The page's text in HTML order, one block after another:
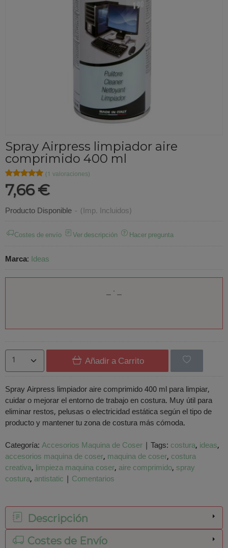
Spray Airpress limpiador aire
comprimido 400 ml
★★★★★
★★★★★ (1 valoraciones)
7,66 €
Producto Disponible - (Imp. Incluidos)
Costes de envío Ver descripción Hacer pregunta
Marca: Ideas
Añadir a Carrito
Spray Airpress limpiador aire comprimido 400 ml para limpiar,
cuidar o mejorar el entorno de trabajo en costura. Muy útil para
eliminar restos, pelusas o electricidad estática según el tipo de
producto y mantener tu zona de costura más cómoda.
Categoría:Accesorios Maquina de Coser | Tags: costura ideas
accesorios maquina de coser maquina de coser costura
creativa limpieza maquina coser aire comprimido spray
costura antistatic | Comentarios
Descripción
Costes de Envío